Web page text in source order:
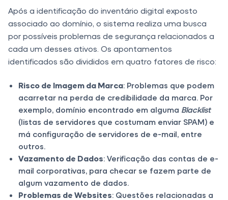
Após a identificação do inventário digital exposto
associado ao domínio, o sistema realiza uma busca
por possíveis problemas de segurança relacionados a
cada um desses ativos. Os apontamentos
identificados são divididos em quatro fatores de risco:
Risco de Imagem da Marca: Problemas que podem
acarretar na perda de credibilidade da marca. Por
exemplo, domínio encontrado em alguma Blacklist
(listas de servidores que costumam enviar SPAM) e
má configuração de servidores de e-mail, entre
outros.
Vazamento de Dados: Verificação das contas de e-
mail corporativas, para checar se fazem parte de
algum vazamento de dados.
Problemas de Websites: Questões relacionadas a